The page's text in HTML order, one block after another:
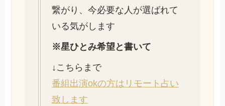
繋がり、今必要な人が選ばれて
いる気がします
※星ひとみ希望と書いて
↓こちらまで
番組出演okの方はリモート占い
致します